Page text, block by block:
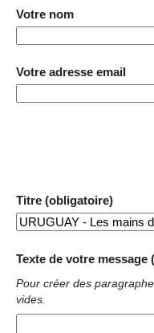
Votre nom
Votre adresse email
Titre (obligatoire)
Texte de votre message
Pour créer des
vides.